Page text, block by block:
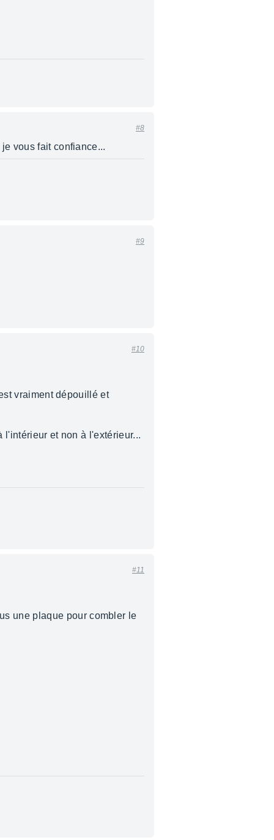
#8
vous fait confiance...
#9
#10
vraiment dépouillé et
et non à l'extérieur...
#11
une plaque pour combler le